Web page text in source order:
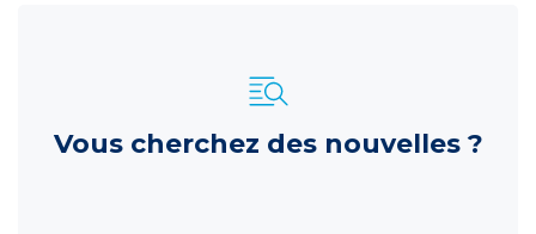
Vous cherchez des nouvelles ?